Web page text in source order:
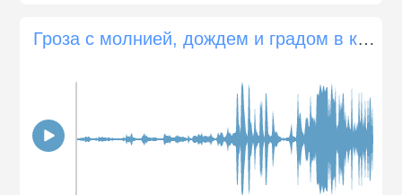
Гроза с молнией, дождем и градом в каньоне Зайон